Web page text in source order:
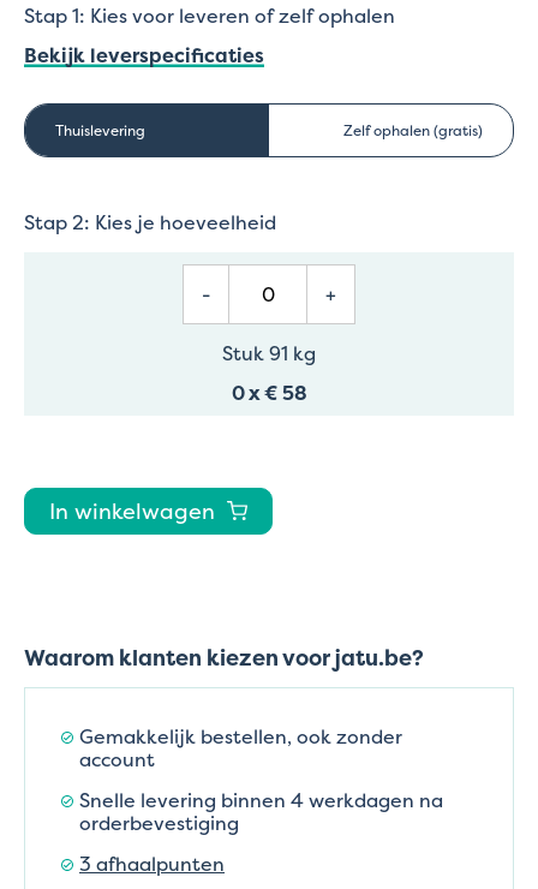
Stap 1: Kies voor leveren of zelf ophalen
Bekijk leverspecificaties
Thuislevering Zelf ophalen (gratis)
Stap 2: Kies je hoeveelheid
- +
Stuk 91 kg
0x€ 58
In winkelwagen
Waarom klanten kiezen voor jatu.be?
Gemakkelijk bestellen, ook zonder
account
Snelle levering binnen 4 werkdagen na
orderbevestiging
3 afhaalpunten